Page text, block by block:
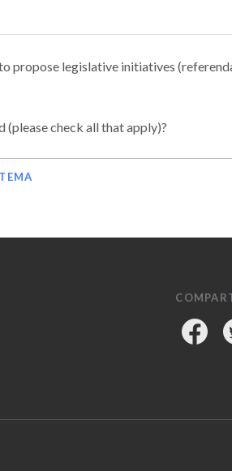
propose legislative initiatives
check all that apply)?